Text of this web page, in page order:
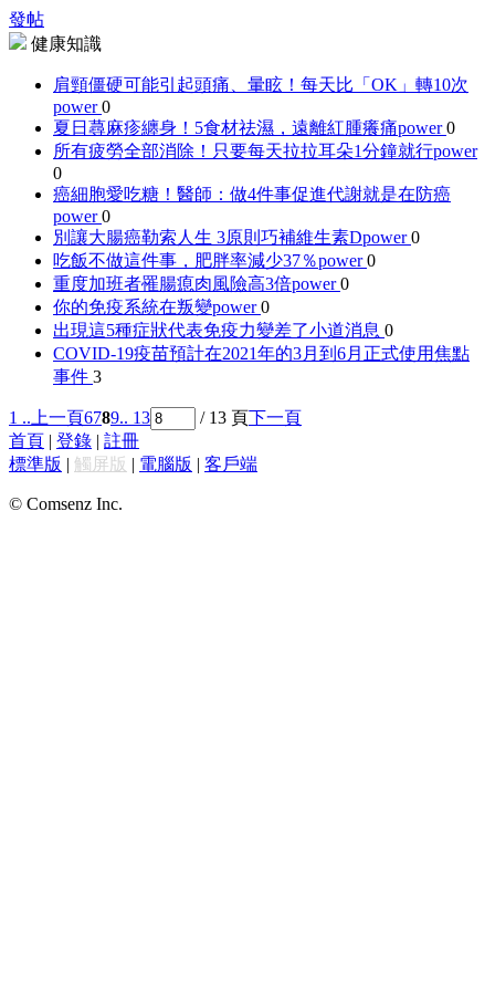
發帖
健康知識
肩頸僵硬可能引起頭痛、暈眩！每天比「OK」轉10次
power 0
夏日蕁麻疹纏身！5食材祛濕，遠離紅腫癢痛power 0
所有疲勞全部消除！只要每天拉拉耳朵1分鐘就行power
0
癌細胞愛吃糖！醫師：做4件事促進代謝就是在防癌
power 0
別讓大腸癌勒索人生 3原則巧補維生素Dpower 0
吃飯不做這件事，肥胖率減少37％power 0
重度加班者罹腸瘜肉風險高3倍power 0
你的免疫系統在叛變power 0
出現這5種症狀代表免疫力變差了小道消息 0
COVID-19疫苗預計在2021年的3月到6月正式使用焦點
事件 3
1 .. 上一頁6789.. 13 / 13 頁下一頁
首頁 | 登錄 | 註冊
標準版 | 觸屏版 | 電腦版 | 客戶端
© Comsenz Inc.